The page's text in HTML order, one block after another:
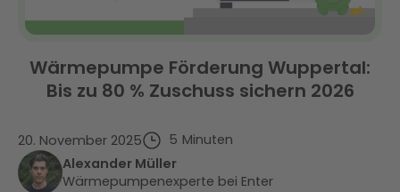
Wärmepumpe Förderung Wuppertal:
Bis zu 80 % Zuschuss sichern 2026
20. November 2025 5 Minuten
Alexander Müller
Wärmepumpenexperte bei Enter